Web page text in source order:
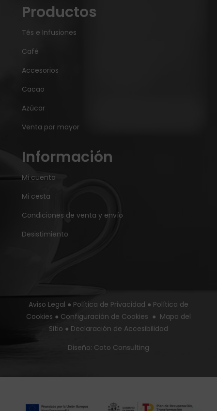
Productos
Tés e Infusiones
Café
Accesorios
Cacao
Azúcar
Venta por mayor
Información
Mi cuenta
Mi cesta
Condiciones de venta y envío
Desistimiento
Aviso Legal ● Política de Privacidad ● Política de
Cookies ● Configuración de Cookies ● Mapa del
Sitio ● Declaración de Accesibilidad
Diseño: Coto Consulting